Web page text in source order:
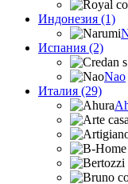
Индонезия (1)
Испания (2)
Nao
Италия (29)